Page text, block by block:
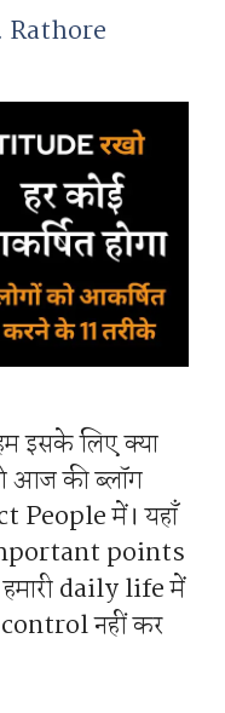
Rathore
इसके लिए क्या
आज की ब्लॉग
People में। यहाँ
points
हमारी daily life में
control नहीं कर